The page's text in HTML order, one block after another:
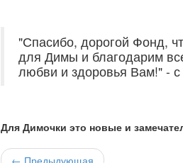
"Спасибо, дорогой Фонд,
для Димы и благодарим
любви и здоровья Вам!" -
Для Димочки это новые и
← Предыдующая